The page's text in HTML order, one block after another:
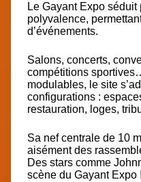
Le Gayant Expo séduit
polyvalence,
d’événements.
Salons, concerts,
compétitions
modulables, le site
configurations :
restauration, loges,
Sa nef centrale de 10
aisément des
Des stars comme
scène du Gayant Expo !